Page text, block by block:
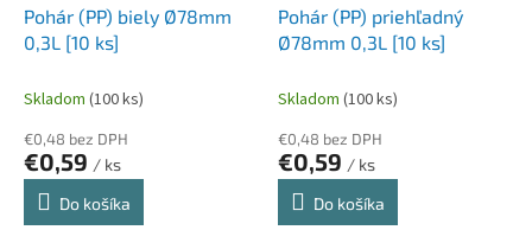
Pohár (PP) biely Ø78mm
0,3L [10 ks]
Skladom (100 ks)
€0,48 bez DPH
€0,59 / ks
Do košíka
Pohár (PP) priehľadný
Ø78mm 0,3L [10 ks]
Skladom (100 ks)
€0,48 bez DPH
€0,59 / ks
Do košíka